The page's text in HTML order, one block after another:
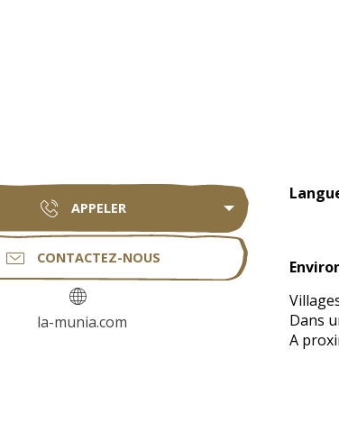
APPELER
CONTACTEZ-NOUS
la-munia.com
Dans
A